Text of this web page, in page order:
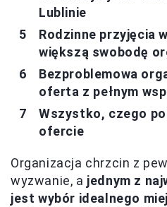
Lublinie
Rodzinne przyjęcia
większą swobodę
Bezproblemowa
oferta z pełnym
Wszystko, czego
ofercie
Organizacja chrzcin z
wyzwanie, a jednym z
jest wybór idealnego